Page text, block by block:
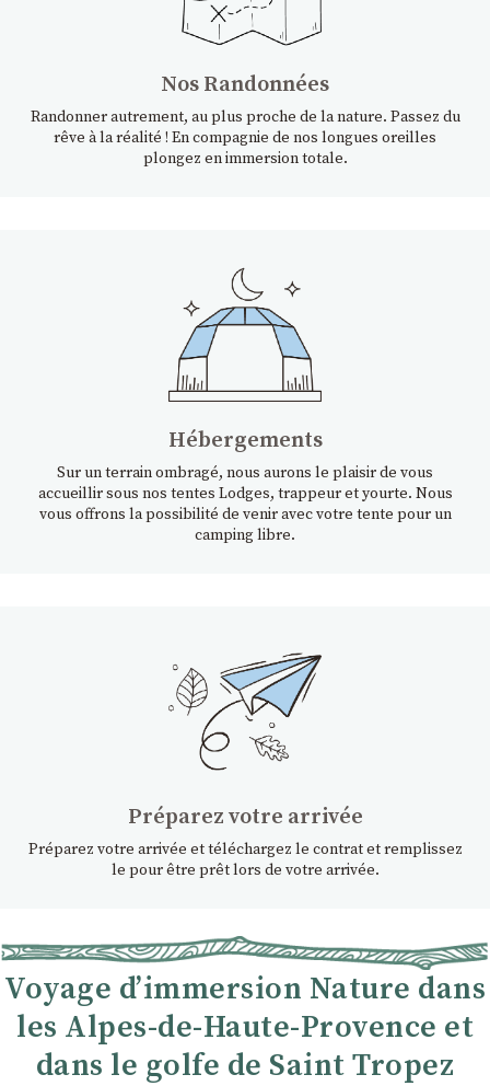
Nos Randonnées
Randonner autrement, au plus proche de la nature. Passez du
rêve à la réalité ! En compagnie de nos longues oreilles
plongez en immersion totale.
Hébergements
Sur un terrain ombragé, nous aurons le plaisir de vous
accueillir sous nos tentes Lodges, trappeur et yourte. Nous
vous offrons la possibilité de venir avec votre tente pour un
camping libre.
Préparez votre arrivée
Préparez votre arrivée et téléchargez le contrat et remplissez
le pour être prêt lors de votre arrivée.
Voyage d’immersion Nature dans
les Alpes-de-Haute-Provence et
dans le golfe de Saint Tropez